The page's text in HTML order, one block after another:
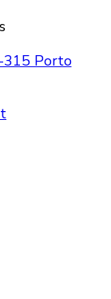
315 Porto